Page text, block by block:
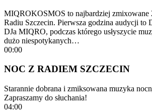
MIQROKOSMOS to najbardziej zmixowane
Radiu Szczecin. Pierwsza godzina audycji to
DJa MIQRO, podczas którego usłyszycie
dużo niespotykanych…
00:00
NOC Z RADIEM SZCZECIN
Starannie dobrana i zmiksowana muzyka
Zapraszamy do słuchania!
04:00